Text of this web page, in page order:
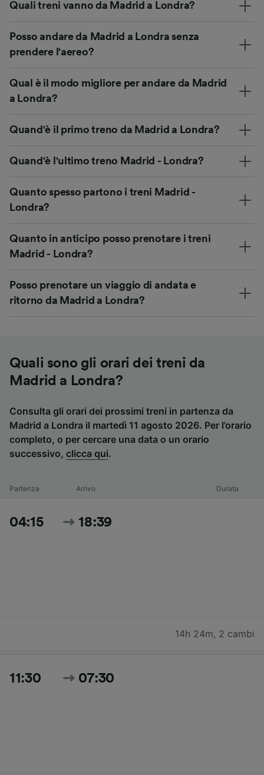
Quali treni vanno da Madrid a Londra?
Posso andare da Madrid a Londra senza
prendere l'aereo?
Qual è il modo migliore per andare da Madrid
a Londra?
Quand'è il primo treno da Madrid a Londra?
Quand'è l'ultimo treno Madrid - Londra?
Quanto spesso partono i treni Madrid -
Londra?
Quanto in anticipo posso prenotare i treni
Madrid - Londra?
Posso prenotare un viaggio di andata e
ritorno da Madrid a Londra?
Quali sono gli orari dei treni da
Madrid a Londra?
Consulta gli orari dei prossimi treni in partenza da
Madrid a Londra il martedì 11 agosto 2026. Per l’orario
completo, o per cercare una data o un orario
successivo, clicca qui.
Partenza Arrivo Durata
04:15 18:39
14h 24m, 2 cambi
11:30 07:30